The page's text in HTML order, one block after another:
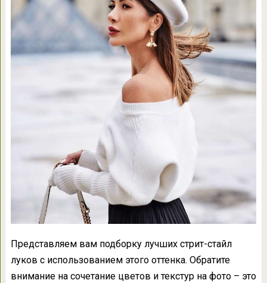
Представляем вам подборку лучших стрит-стайл
луков с использованием этого оттенка. Обратите
внимание на сочетание цветов и текстур на фото – это